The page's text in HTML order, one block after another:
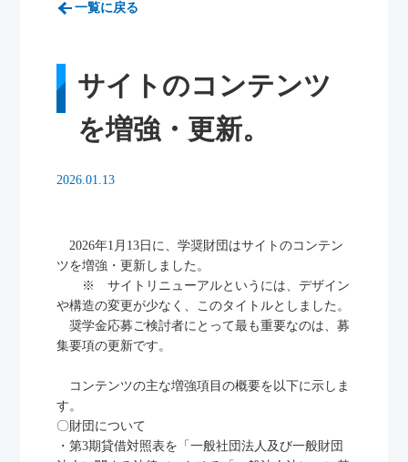
一覧に戻る
サイトのコンテンツ
を増強・更新。
2026.01.13
2026年1月13日に、学奨財団はサイトのコンテン
ツを増強・更新しました。
※ サイトリニューアルというには、デザイン
や構造の変更が少なく、このタイトルとしました。
奨学金応募ご検討者にとって最も重要なのは、募
集要項の更新です。
コンテンツの主な増強項目の概要を以下に示しま
す。
〇財団について
・第3期貸借対照表を「一般社団法人及び一般財団